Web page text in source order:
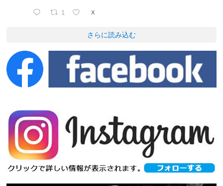
1 X
さらに読み込む